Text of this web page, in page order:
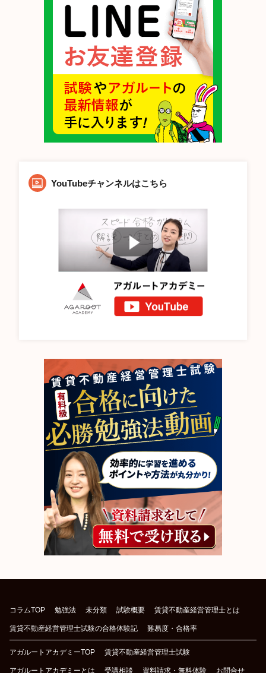
YouTubeチャンネルはこちら
コラムTOP 勉強法 未分類 試験概要 賃貸不動産経営管理士とは
賃貸不動産経営管理士試験の合格体験記 難易度・合格率
アガルートアカデミーTOP 賃貸不動産経営管理士試験
アガルートアカデミーとは 受講相談 資料請求・無料体験 お問合せ